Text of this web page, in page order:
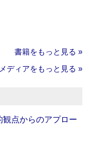
書籍をもっと見る »
ディアをもっと見る »
点からのアプロー